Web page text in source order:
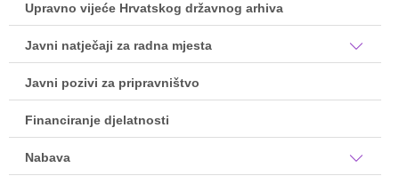
Upravno vijeće Hrvatskog državnog arhiva
Javni natječaji za radna mjesta
Javni pozivi za pripravništvo
Financiranje djelatnosti
Nabava